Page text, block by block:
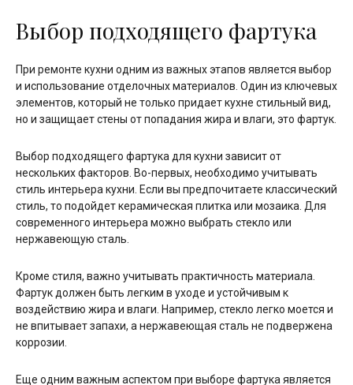
Выбор подходящего фартука
При ремонте кухни одним из важных этапов является выбор
и использование отделочных материалов. Один из ключевых
элементов, который не только придает кухне стильный вид,
но и защищает стены от попадания жира и влаги, это фартук.
Выбор подходящего фартука для кухни зависит от
нескольких факторов. Во-первых, необходимо учитывать
стиль интерьера кухни. Если вы предпочитаете классический
стиль, то подойдет керамическая плитка или мозаика. Для
современного интерьера можно выбрать стекло или
нержавеющую сталь.
Кроме стиля, важно учитывать практичность материала.
Фартук должен быть легким в уходе и устойчивым к
воздействию жира и влаги. Например, стекло легко моется и
не впитывает запахи, а нержавеющая сталь не подвержена
коррозии.
Еще одним важным аспектом при выборе фартука является